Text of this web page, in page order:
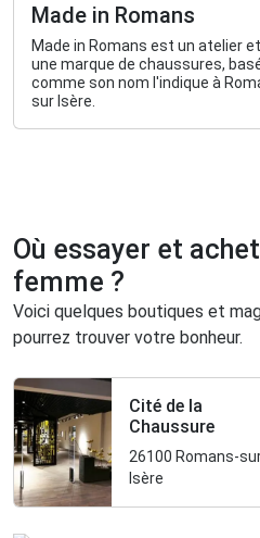
Made in Romans
Made in Romans est un atelier et
une marque de chaussures,
comme son nom l'indique à
sur Isère.
Où essayer et
femme ?
Voici quelques boutiques et
pourrez trouver votre bonheur.
Cité de la
Chaussure
26100 Romans-
Isère